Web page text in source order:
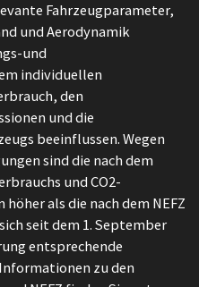
Fahrzeugparameter,
und Aerodynamik
und
individuellen
den
und die
beeinflussen. Wegen
sind die nach dem
und CO2-
als die nach dem NEFZ
seit dem 1. September
entsprechende
zu den